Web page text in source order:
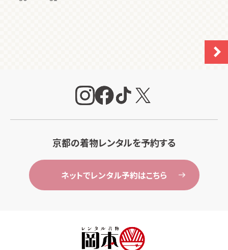
京都の着物レンタルを予約する
ネットでレンタル予約はこちら